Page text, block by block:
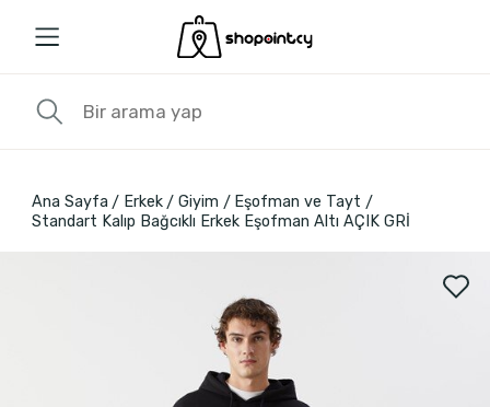
Ana Sayfa Erkek Giyim
Eşofman ve Tayt
Standart Kalıp Bağcıklı Erkek Eşofman Altı AÇIK GRİ